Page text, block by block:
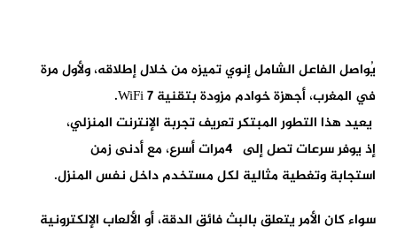
يُواصل الفاعل الشامل إنوي تميزهمن خلال إطلاقه، ولأول مرة
في المغرب، أجهزة خوادم مزودة بتقنية .WiFi 7
يعيد هذا التطور المبتكرتعريف تجربة الإنترنت المنزلي،
إذيوفرسرعات تصل إلى 4مرات أسرع، معأدنى زمن
استجابة وتغطية مثالية لكل مستخدم داخل نفس المنزل.
سواء كان الأمر يتعلق بالبث فائق الدقة، أو الألعاب الإلكترونية